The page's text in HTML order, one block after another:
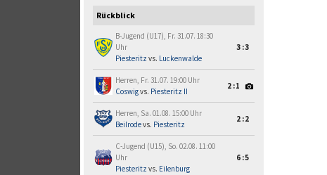
Rückblick
B-Jugend (U17), Fr. 31.07. 18:30
Uhr
Piesteritz vs. Luckenwalde
3:3
Herren, Fr. 31.07. 19:00 Uhr
Coswigvs. Piesteritz II
2:1
Herren, Sa. 01.08. 15:00 Uhr
Beilrodevs. Piesteritz
2:2
C-Jugend (U15), So. 02.08. 11:00
Uhr
Piesteritz vs. Eilenburg
6:5